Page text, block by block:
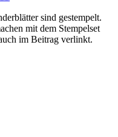
sind gestempelt.
mit dem Stempelset
im Beitrag verlinkt.